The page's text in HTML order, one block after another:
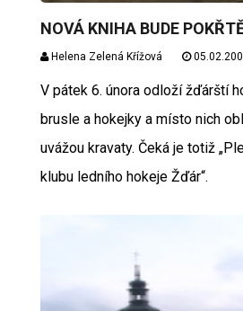
NOVÁ KNIHA BUDE
Helena Zelená Křížová
V pátek 6. února odloží žďárští
brusle a hokejky a místo nich
uvážou kravaty. Čeká je totiž
klubu ledního hokeje Žďár“.